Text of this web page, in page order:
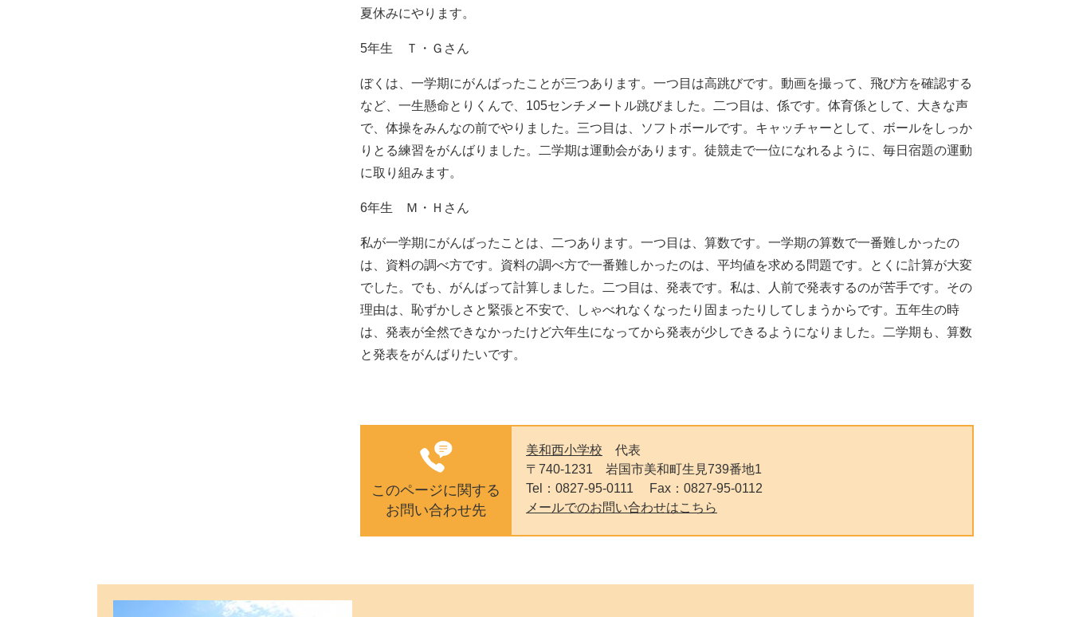
夏休みにやります。
5年生 Ｔ・Ｇさん
ぼくは、一学期にがんばったことが三つあります。一つ目は高跳びです。動画を撮って、飛び方を確認する
など、一生懸命とりくんで、105センチメートル跳びました。二つ目は、係です。体育係として、大きな声
で、体操をみんなの前でやりました。三つ目は、ソフトボールです。キャッチャーとして、ボールをしっか
りとる練習をがんばりました。二学期は運動会があります。徒競走で一位になれるように、毎日宿題の運動
に取り組みます。
6年生 Ｍ・Ｈさん
私が一学期にがんばったことは、二つあります。一つ目は、算数です。一学期の算数で一番難しかったの
は、資料の調べ方です。資料の調べ方で一番難しかったのは、平均値を求める問題です。とくに計算が大変
でした。でも、がんばって計算しました。二つ目は、発表です。私は、人前で発表するのが苦手です。その
理由は、恥ずかしさと緊張と不安で、しゃべれなくなったり固まったりしてしまうからです。五年生の時
は、発表が全然できなかったけど六年生になってから発表が少しできるようになりました。二学期も、算数
と発表をがんばりたいです。
このページに関する
お問い合わせ先
美和西小学校
代表
〒740-1231
岩国市美和町生見739番地1
Tel：0827-95-0111
Fax：0827-95-0112
メールでのお問い合わせはこちら